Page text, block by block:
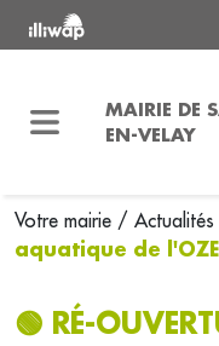
MAIRIE DE
EN-VELAY
Votre mairie / Actualités
aquatique de
🟢 RÉ-